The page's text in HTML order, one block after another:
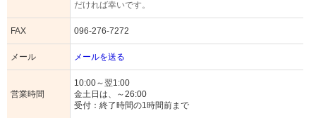
だければ幸いです。
FAX 096-276-7272
メール メールを送る
営業時間
10:00～翌1:00
金土日は、～26:00
受付：終了時間の1時間前まで